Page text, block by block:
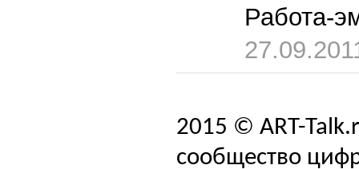
Работа-
2015 © ART-
сообщество